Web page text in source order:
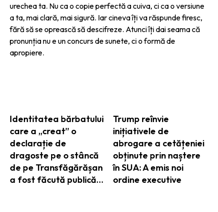
Identitatea bărbatului
care a „creat” o
declarație de
dragoste pe o stâncă
de pe Transfăgărășan
a fost făcută publică…
Trump reînvie
inițiativele de
abrogare a cetățeniei
obținute prin naștere
în SUA: A emis noi
ordine executive
urechea ta. Nu ca o copie perfectă a cuiva, ci ca o versiune
a ta, mai clară, mai sigură. Iar cineva îți va răspunde firesc,
fără să se oprească să descifreze. Atunci îți dai seama că
pronunția nu e un concurs de sunete, ci o formă de
apropiere.